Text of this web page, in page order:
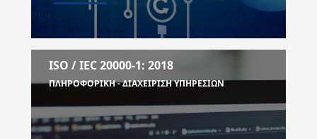
ISO / IEC 20000-1: 2018
ΠΛΗΡΟΦΟΡΙΚΗ - ΔΙΑΧΕΙΡΙΣΗ ΥΠΗΡΕΣΙΩΝ